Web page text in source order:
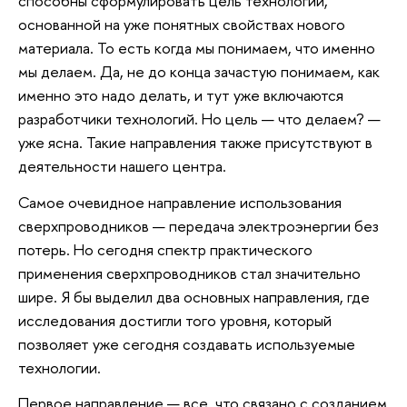
основанной на уже понятных свойствах нового
материала. То есть когда мы понимаем, что именно
мы делаем. Да, не до конца зачастую понимаем, как
именно это надо делать, и тут уже включаются
разработчики технологий. Но цель — что делаем? —
уже ясна. Такие направления также присутствуют в
деятельности нашего центра.
Самое очевидное направление использования
сверхпроводников — передача электроэнергии без
потерь. Но сегодня спектр практического
применения сверхпроводников стал значительно
шире. Я бы выделил два основных направления, где
исследования достигли того уровня, который
позволяет уже сегодня создавать используемые
технологии.